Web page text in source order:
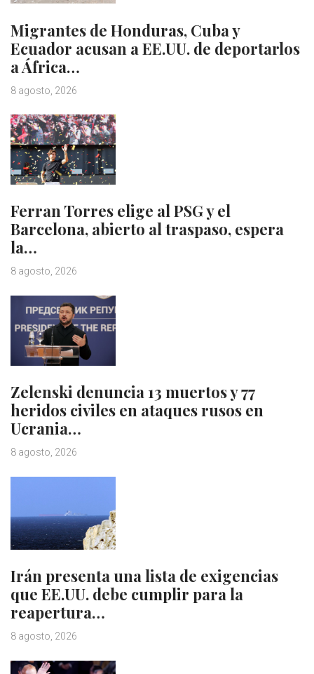
Migrantes de Honduras, Cuba y
Ecuador acusan a EE.UU. de deportarlos
a África…
8 agosto, 2026
Ferran Torres elige al PSG y el
Barcelona, abierto al traspaso, espera
la…
8 agosto, 2026
Zelenski denuncia 13 muertos y 77
heridos civiles en ataques rusos en
Ucrania…
8 agosto, 2026
Irán presenta una lista de exigencias
que EE.UU. debe cumplir para la
reapertura…
8 agosto, 2026